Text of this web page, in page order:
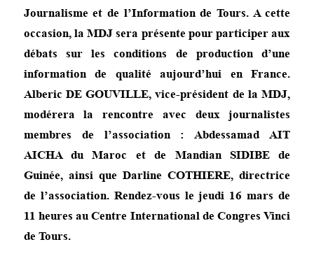
Journalisme et de l’Information de Tours. A cette
occasion, la MDJ sera présente pour participer aux
débats sur les conditions de production d’une
information de qualité aujourd’hui en France.
Alberic DE GOUVILLE, vice-président de la MDJ,
modérera la rencontre avec deux journalistes
membres de l’association : Abdessamad AIT
AICHA du Maroc et de Mandian SIDIBE de
Guinée, ainsi que Darline COTHIERE, directrice
de l’association. Rendez-vous le jeudi 16 mars de
11 heures au Centre International de Congres Vinci
de Tours.